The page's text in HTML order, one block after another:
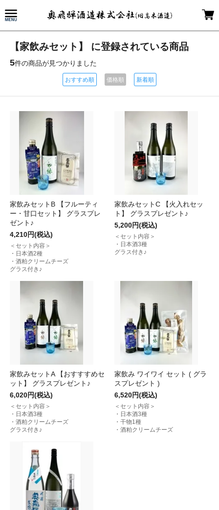
【家飲みセット】 に登録されている商品
5件の商品が見つかりました
おすすめ順 価格順 新着順
家飲みセットB 【フルーティ
ー・甘口セット】 グラスプレ
ゼント♪
4,210円(税込)
＜セット内容＞
・日本酒2種
・酒粕クリームチーズ
グラス付き♪
家飲みセットC 【火入れセッ
ト】 グラスプレゼント♪
5,200円(税込)
＜セット内容＞
・日本酒3種
グラス付き♪
家飲みセットA 【おすすすめセ
ット】 グラスプレゼント♪
6,020円(税込)
＜セット内容＞
・日本酒3種
・酒粕クリームチーズ
グラス付き♪
家飲み ワイワイ セット ( グラ
スプレゼント )
6,520円(税込)
＜セット内容＞
・日本酒3種
・干物1種
・酒粕クリームチーズ